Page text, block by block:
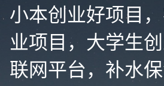
小本创业好项目
业项目，大学生
联网平台，补水